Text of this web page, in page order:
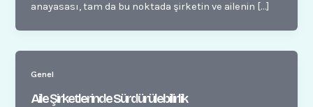
anayasası, tam da bu noktada şirketin ve ailenin […]
Genel
Aile Şirketlerinde Sürdürülebilirlik